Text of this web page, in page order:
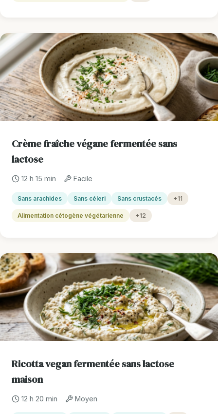
Crème fraîche végane fermentée sans
lactose
12 h 15 min Facile
Sans arachides Sans céleri Sans crustacés +11
Alimentation cétogène végétarienne +12
Ricotta vegan fermentée sans lactose
maison
12 h 20 min Moyen